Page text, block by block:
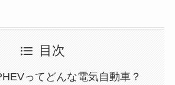
目次
ってどんな電気自動車？